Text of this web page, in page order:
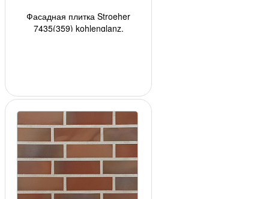
Фасадная плитка Stroeher
7435(359) kohlenglanz,